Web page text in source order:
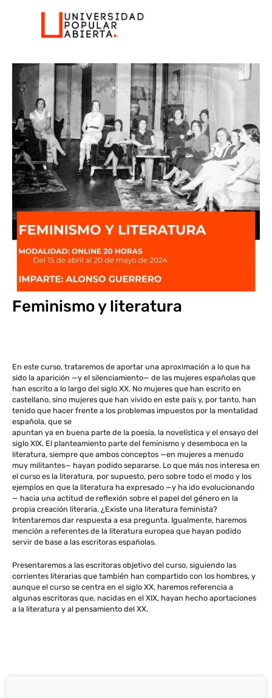
Feminismo y literatura
En este curso, trataremos de aportar una aproximación a lo que ha
sido la aparición —y el silenciamiento— de las mujeres españolas que
han escrito a lo largo del siglo XX. No mujeres que han escrito en
castellano, sino mujeres que han vivido en este país y, por tanto, han
tenido que hacer frente a los problemas impuestos por la mentalidad
española, que se
apuntan ya en buena parte de la poesía, la novelística y el ensayo del
siglo XIX. El planteamiento parte del feminismo y desemboca en la
literatura, siempre que ambos conceptos —en mujeres a menudo
muy militantes— hayan podido separarse. Lo que más nos interesa en
el curso es la literatura, por supuesto, pero sobre todo el modo y los
ejemplos en que la literatura ha expresado —y ha ido evolucionando
— hacia una actitud de reflexión sobre el papel del género en la
propia creación literaria. ¿Existe una literatura feminista?
Intentaremos dar respuesta a esa pregunta. Igualmente, haremos
mención a referentes de la literatura europea que hayan podido
servir de base a las escritoras españolas.
Presentaremos a las escritoras objetivo del curso, siguiendo las
corrientes literarias que también han compartido con los hombres, y
aunque el curso se centra en el siglo XX, haremos referencia a
algunas escritoras que, nacidas en el XIX, hayan hecho aportaciones
a la literatura y al pensamiento del XX.